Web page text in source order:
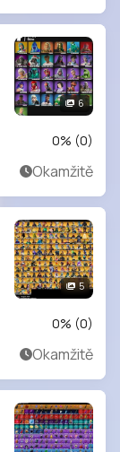
6
0% (0)
Okamžitě
5
0% (0)
Okamžitě